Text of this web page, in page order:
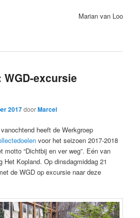
Marian van Loo
excursie
2017doorMarcel
heeft de Werkgroep
voor het seizoen 2017-2018
motto “Dichtbij en ver weg”. Eén van
Het Kopland. Op dinsdagmiddag 21
de WGD op excursie naar deze